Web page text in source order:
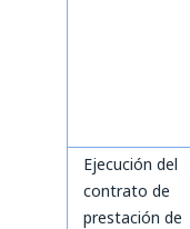
Ejecución del
contrato de
prestación de